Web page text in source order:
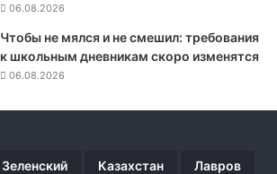
06.08.2026
Чтобы не мялся и не смешил: требования
к школьным дневникам скоро изменятся
06.08.2026
Зеленский Казахстан Лавров